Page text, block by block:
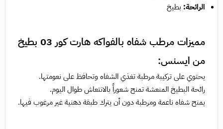
الرائحة: بطيخ
مميزات مرطب شفاه بالفواكه هارت كور 03 بطيخ
من ايسنس:
يحتوي على تركيبة مرطبة تغذي الشفاه وتحافظ على نعومتها.
رائحة البطيخ المنعشة تمنح شعوراً بالانتعاش طوال اليوم.
يمنح شفاه ناعمة ومرطبة دون أن يترك طبقة دهنية غير مرغوب فيها.